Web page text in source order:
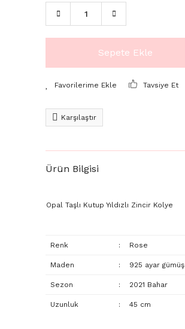
Sepete Ekle
Tavsiye Et
Karşılaştır
Ürün Bilgisi
Opal Taşlı Kutup Yıldızlı Zincir Kolye
Renk : Rose
Maden : 925 ayar gümüş
Sezon : 2021 Bahar
Uzunluk : 45 cm